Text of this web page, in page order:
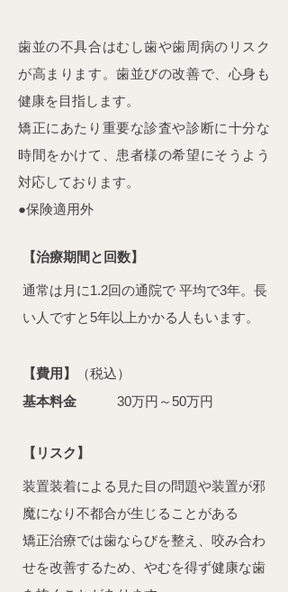
歯並の不具合はむし歯や歯周病のリスク
が高まります。歯並びの改善で、心身も
健康を目指します。
矯正にあたり重要な診査や診断に十分な
時間をかけて、患者様の希望にそうよう
対応しております。
​●保険適用外
【治療期間と回数】
通常は月に1.2回の通院で 平均で3年。長
い人ですと5年以上かかる人もいます。
【費用】
（税込）
基本料金 30万円～50万円
【リスク】
装置装着による見た目の問題や装置が邪
魔になり不都合が生じることがある
矯正治療では歯ならびを整え、咬み合わ
せを改善するため、やむを得ず健康な歯